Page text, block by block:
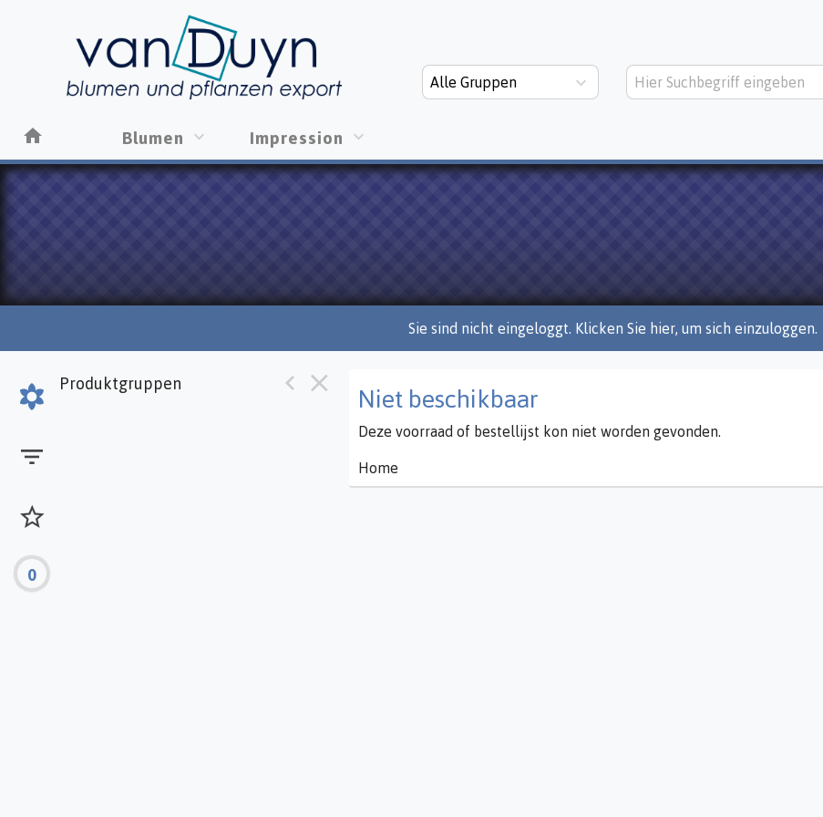
Alle Gruppen
Blumen Impression
Sie sind nicht eingeloggt. Klicken Sie hier, um sich einzuloggen.
0
Produktgruppen Niet beschikbaar
Deze voorraad of bestellijst kon niet worden gevonden.
Home